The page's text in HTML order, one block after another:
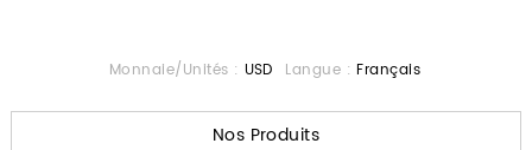
Monnaie/Unités : USD Langue : Français
Nos Produits